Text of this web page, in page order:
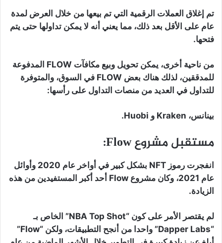
تم إغلاق العملات الرقمية التي تم بيعها من خلال العرض لمدة
عام على الأقل بعد ذلك، مما يعني أنه لا يمكن تداولها حتى يتم
فتحها.
من ناحية أخرى، يمكن تحويل وبيع مكافآت FLOW المدفوعة
للمدققين، لذلك هناك بعض FLOW في السوق، والمتوفرة
للتداول في العديد من منصات التداول على رأسها:
بينانس، Kraken و Huobi.
مستقبل مشروع Flow:
انفجرت رموز NFT بشكل كبير في أواخر عام 2020 وأوائل
عام 2021، وكان مشروع Flow أحد أكبر المستفيدين من هذه
الزيادة.
لم يقتصر الأمر على كون “NBA Top Shot” الخاص بـ
“Dapper Labs” واحدا من أنجح التطبيقات، ولكن “Flow”